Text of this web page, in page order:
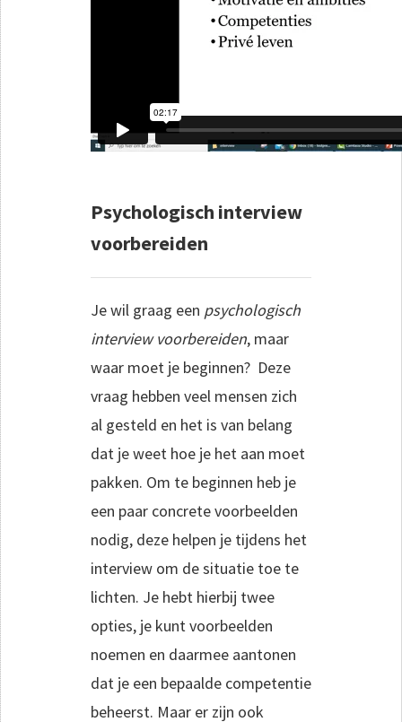
Psychologisch interview
voorbereiden
Je wil graag een psychologisch
interview voorbereiden, maar
waar moet je beginnen? Deze
vraag hebben veel mensen zich
al gesteld en het is van belang
dat je weet hoe je het aan moet
pakken. Om te beginnen heb je
een paar concrete voorbeelden
nodig, deze helpen je tijdens het
interview om de situatie toe te
lichten. Je hebt hierbij twee
opties, je kunt voorbeelden
noemen en daarmee aantonen
dat je een bepaalde competentie
beheerst. Maar er zijn ook